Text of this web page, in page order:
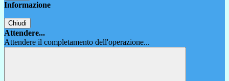
Informazione
Chiudi
Attendere...
Attendere il completamento dell'operazione...